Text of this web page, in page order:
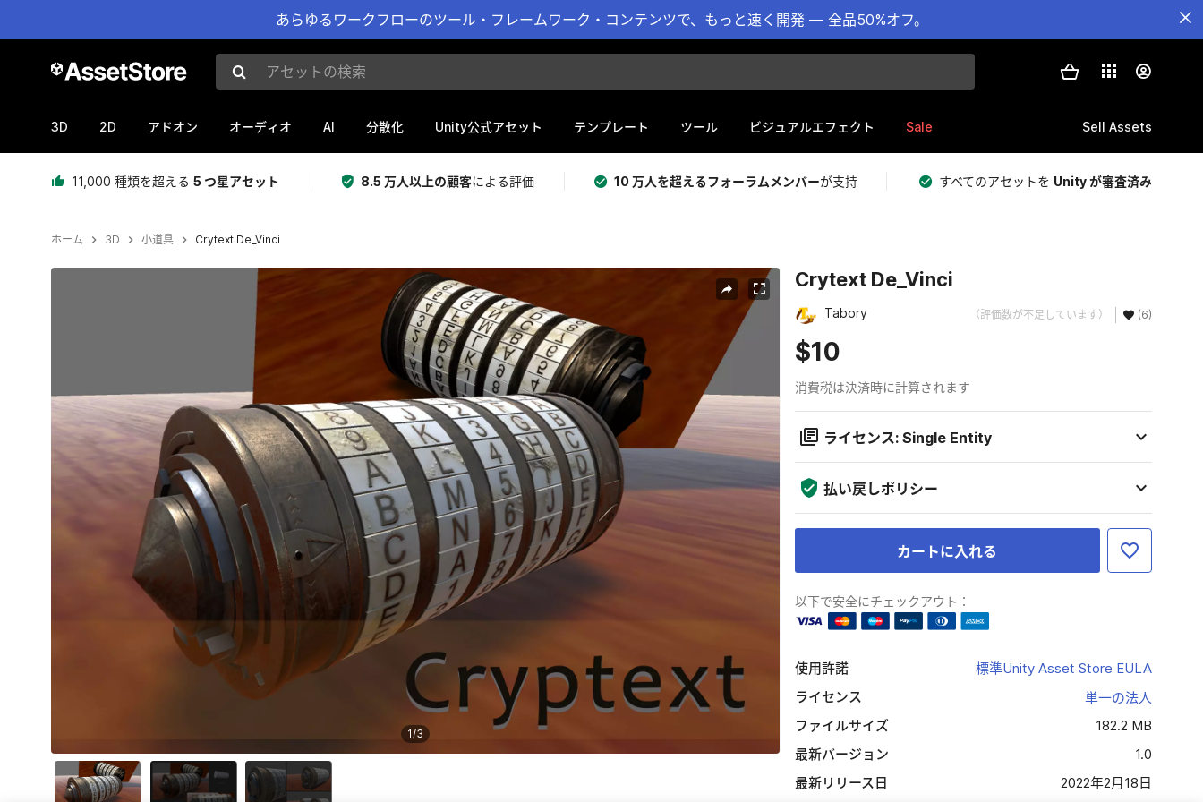
あらゆるワークフローのツール・フレームワーク・コンテンツで、もっと速く開発 — 全品50%オフ。
アセットの検索
3D 2D アドオン オーディオ AI 分散化 Unity公式アセット テンプレート ツール ビジュアルエフェクト Sale Sell Assets
11,000 種類を超える 5 つ星アセット 8.5 万人以上の顧客による評価 10 万人を超えるフォーラムメンバーが支持 すべてのアセットを Unity が審査済み
ホーム 3D 小道具 Crytext De_Vinci
1/3
Crytext De_Vinci
Tabory （評価数が不足しています） (6)
$10
消費税は決済時に計算されます
ライセンス: Single Entity
払い戻しポリシー
カートに入れる
以下で安全にチェックアウト：
使用許諾
標準Unity Asset Store EULA
ライセンス
単一の法人
ファイルサイズ
182.2 MB
最新バージョン
1.0
最新リリース日
2022年2月18日